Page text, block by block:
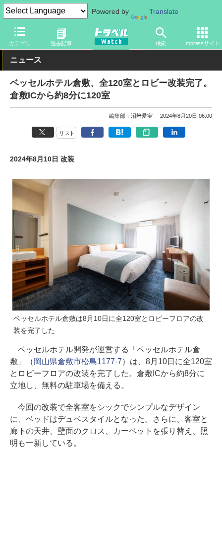
Powered by Translate
カテゴリ 過去記事 検索 Impressサイト
トラベル Watch 旅の情報 ホテル・旅館
ニュース
ベッセルホテル倉敷、全120室とロビー改装完了。
倉敷ICから約8分に120室
編集部：沼﨑愛実 2024年8月20日 06:00
リスト
2024年8月10日 改装
ベッセルホテル倉敷は8月10日に全120室とロビーフロアの改
装を完了した
ベッセルホテル開発が運営する「ベッセルホテル倉
敷」（ 岡山県倉敷市松島1177-7）は、8月10日に全120室
とロビーフロアの改装を完了した。倉敷ICから約8分に
立地し、無料の駐車場を備える。
今回の改装で全客室をシックでシンプルなデザイン
に、ベッドはデュベスタイルとなった。さらに、客室と
廊下の天井、壁面のクロス、カーペットを張り替え、照
明も一新している。